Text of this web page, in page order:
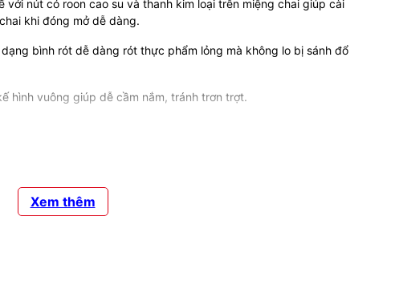
nút có roon cao su và thanh kim loại trên miệng chai giúp cài
khi đóng mở dễ dàng.
bình rót dễ dàng rót thực phẩm lỏng mà không lo bị sánh đổ
hình vuông giúp dễ cầm nắm, tránh trơn trợt.
sau đó rửa sạch lại bằng nước ấm.
chắn bền hơn.
Xem thêm